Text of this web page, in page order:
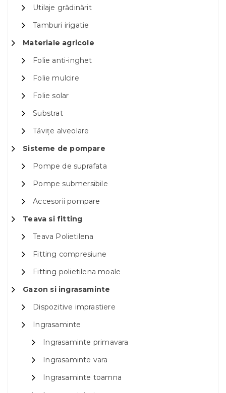
Utilaje grădinărit
Tamburi irigatie
Materiale agricole
Folie anti-inghet
Folie mulcire
Folie solar
Substrat
Tăvițe alveolare
Sisteme de pompare
Pompe de suprafata
Pompe submersibile
Accesorii pompare
Teava si fitting
Teava Polietilena
Fitting compresiune
Fitting polietilena moale
Gazon si ingrasaminte
Dispozitive imprastiere
Ingrasaminte
Ingrasaminte primavara
Ingrasaminte vara
Ingrasaminte toamna